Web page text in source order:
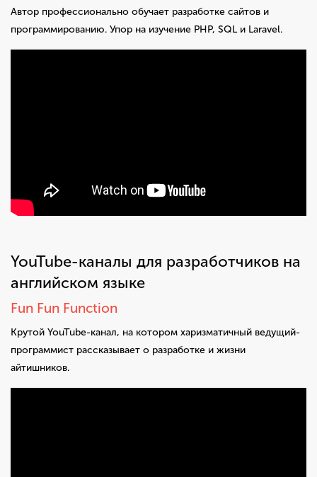
Автор профессионально обучает разработке сайтов и
программированию. Упор на изучение PHP, SQL и Laravel.
YouTube-каналы для разработчиков на
английском языке
Fun Fun Function
Крутой YouTube-канал, на котором харизматичный ведущий-
программист рассказывает о разработке и жизни
айтишников.